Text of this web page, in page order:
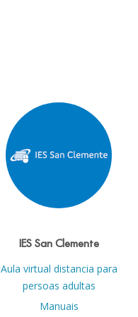
IES San Clemente
Aula virtual distancia para
persoas adultas
Manuais